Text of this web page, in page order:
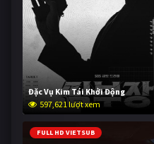
Đặc Vụ Kim Tái Khởi Động
597,621 lượt xem
FULL HD VIETSUB